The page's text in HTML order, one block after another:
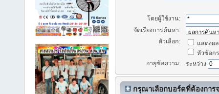
โดยผู้ใช้งาน:
จัดเรียงการค้นหา:
ตัวเลือก:
แสดงผ
หัวข้อก
อายุข้อความ:
ระหว่าง
กรุณาเลือกบอร์ดที่ต้องกา